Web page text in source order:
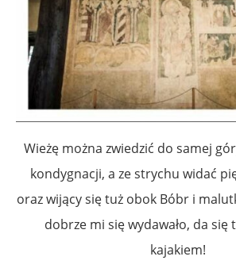
Wieżę można zwiedzić do samej
kondygnacji, a ze strychu widać
oraz wijący się tuż obok Bóbr i
dobrze mi się wydawało, da się
kajakiem!